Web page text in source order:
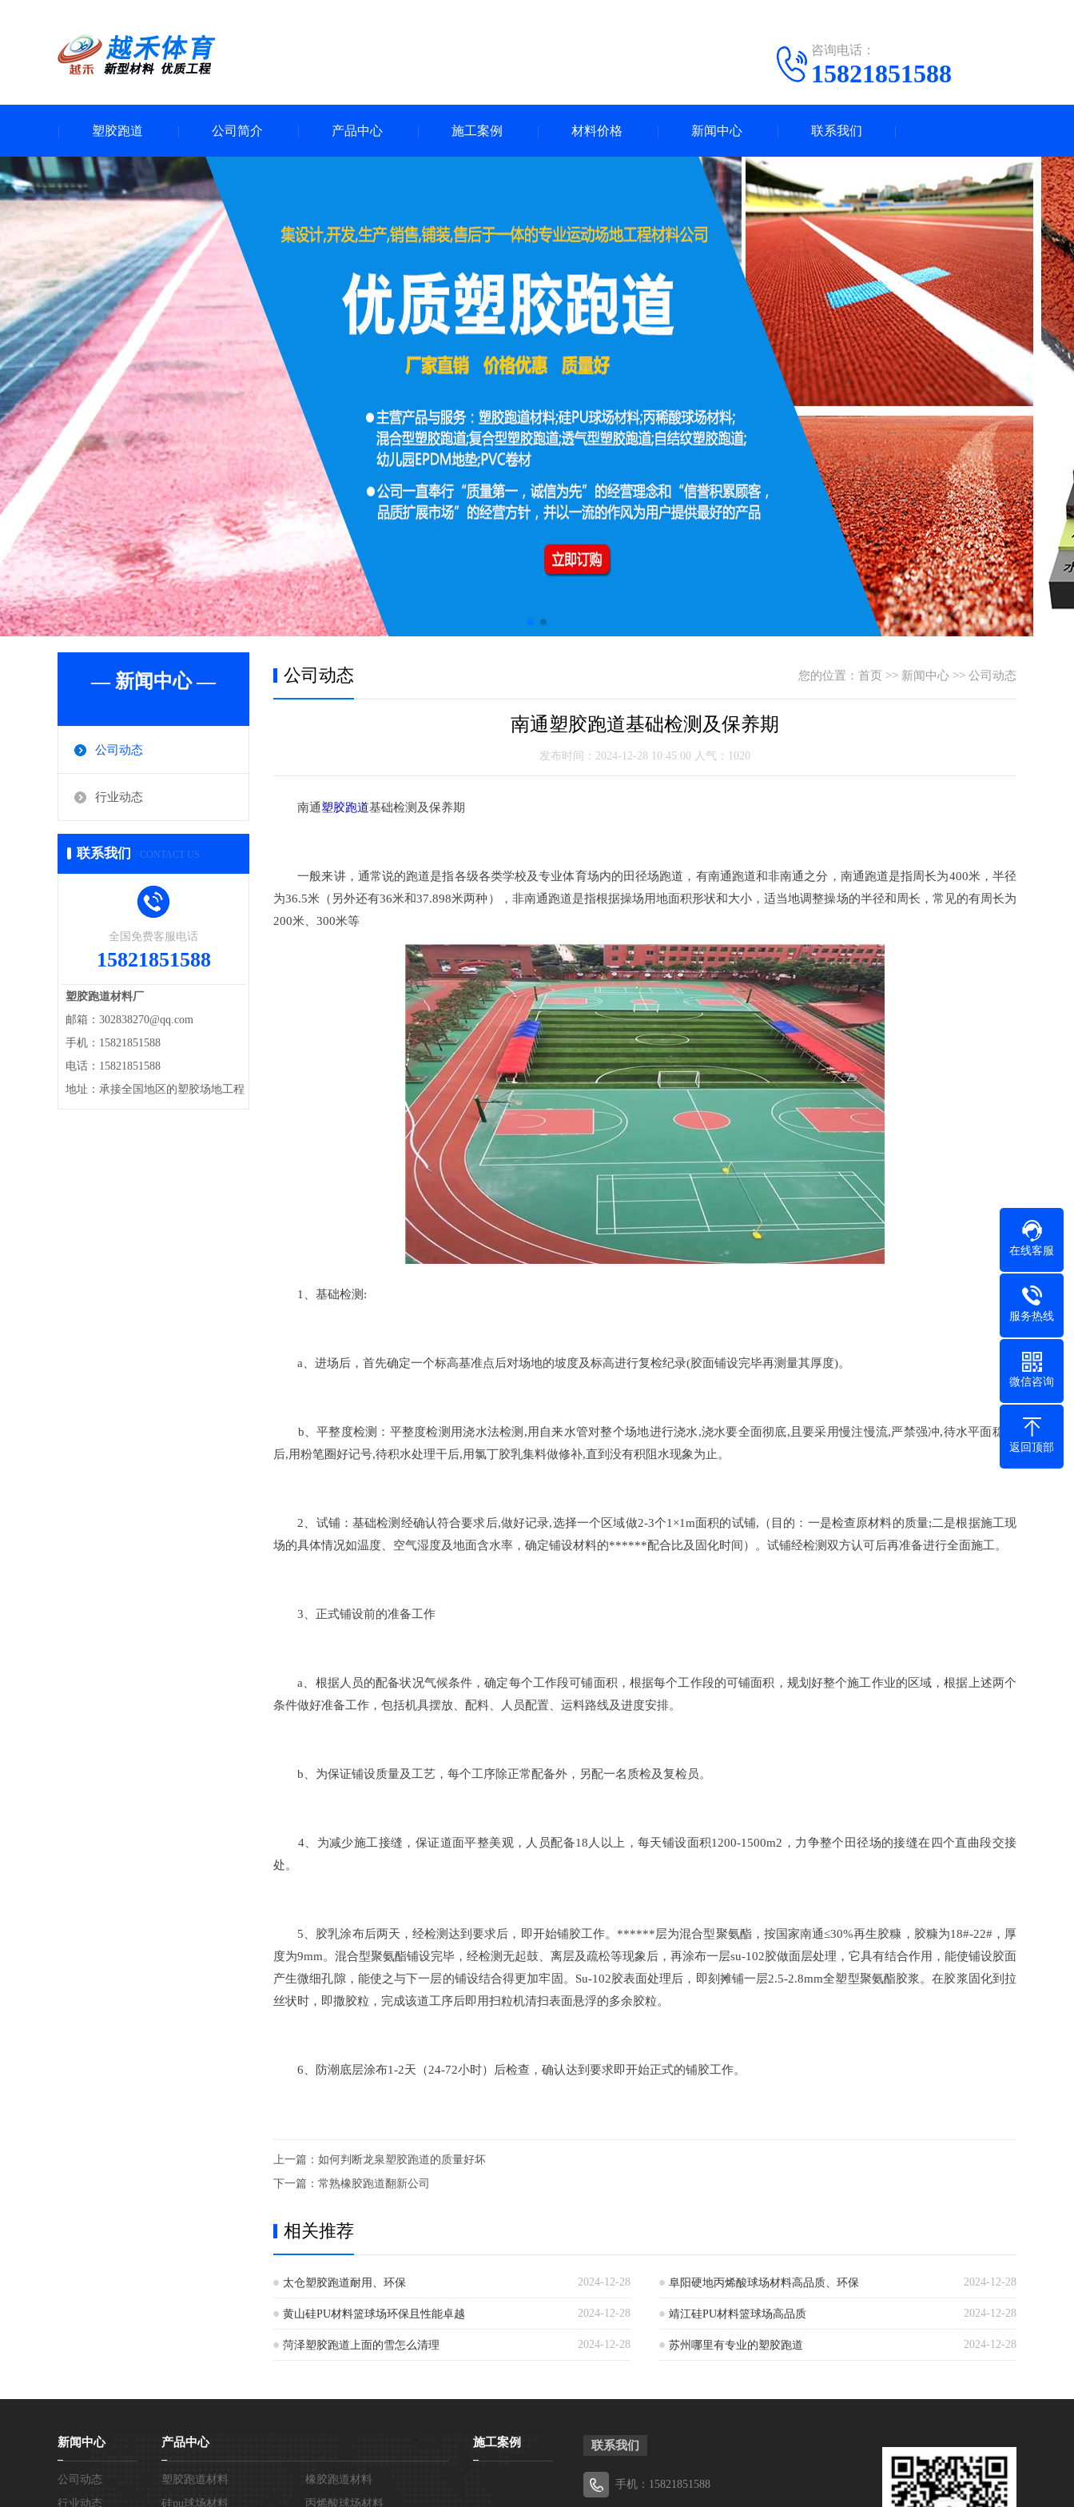
咨询电话：
15821851588
塑胶跑道 公司简介 产品中心 施工案例 材料价格 新闻中心 联系我们
— 新闻中心 —
公司动态
行业动态
联系我们 / CONTACT US
全国免费客服电话
15821851588
塑胶跑道材料厂
邮箱：302838270@qq.com
手机：15821851588
电话：15821851588
地址：承接全国地区的塑胶场地工程
您的位置： 首页 >> 新闻中心 >> 公司动态
公司动态
南通塑胶跑道基础检测及保养期
发布时间：2024-12-28 10:45:00 人气：1020
南通塑胶跑道基础检测及保养期
一般来讲，通常说的跑道是指各级各类学校及专业体育场内的田径场跑道，有南通跑道和非南通之分，南通跑道是指周长为400米，半径
为36.5米（另外还有36米和37.898米两种），非南通跑道是指根据操场用地面积形状和大小，适当地调整操场的半径和周长，常见的有周长为
200米、300米等
1、基础检测:
a、进场后，首先确定一个标高基准点后对场地的坡度及标高进行复检纪录(胶面铺设完毕再测量其厚度)。
b、平整度检测：平整度检测用浇水法检测,用自来水管对整个场地进行浇水,浇水要全面彻底,且要采用慢注慢流,严禁强冲,待水平面稳定
后,用粉笔圈好记号,待积水处理干后,用氯丁胶乳集料做修补,直到没有积阻水现象为止。
2、试铺：基础检测经确认符合要求后,做好记录,选择一个区域做2-3个1×1m面积的试铺,（目的：一是检查原材料的质量;二是根据施工现
场的具体情况如温度、空气湿度及地面含水率，确定铺设材料的******配合比及固化时间）。试铺经检测双方认可后再准备进行全面施工。
3、正式铺设前的准备工作
a、根据人员的配备状况气候条件，确定每个工作段可铺面积，根据每个工作段的可铺面积，规划好整个施工作业的区域，根据上述两个
条件做好准备工作，包括机具摆放、配料、人员配置、运料路线及进度安排。
b、为保证铺设质量及工艺，每个工序除正常配备外，另配一名质检及复检员。
4、为减少施工接缝，保证道面平整美观，人员配备18人以上，每天铺设面积1200-1500m2，力争整个田径场的接缝在四个直曲段交接
处。
5、胶乳涂布后两天，经检测达到要求后，即开始铺胶工作。******层为混合型聚氨酯，按国家南通≤30%再生胶糠，胶糠为18#-22#，厚
度为9mm。混合型聚氨酯铺设完毕，经检测无起鼓、离层及疏松等现象后，再涂布一层su-102胶做面层处理，它具有结合作用，能使铺设胶面
产生微细孔隙，能使之与下一层的铺设结合得更加牢固。Su-102胶表面处理后，即刻摊铺一层2.5-2.8mm全塑型聚氨酯胶浆。在胶浆固化到拉
丝状时，即撒胶粒，完成该道工序后即用扫粒机清扫表面悬浮的多余胶粒。
6、防潮底层涂布1-2天（24-72小时）后检查，确认达到要求即开始正式的铺胶工作。
上一篇： 如何判断龙泉塑胶跑道的质量好坏
下一篇： 常熟橡胶跑道翻新公司
相关推荐
2024-12-28
太仓塑胶跑道耐用、环保 2024-12-28
阜阳硬地丙烯酸球场材料高品质、环保
2024-12-28
黄山硅PU材料篮球场环保且性能卓越 2024-12-28
靖江硅PU材料篮球场高品质
2024-12-28
菏泽塑胶跑道上面的雪怎么清理 2024-12-28
苏州哪里有专业的塑胶跑道
新闻中心
公司动态
行业动态
产品中心
塑胶跑道材料
橡胶跑道材料
硅pu球场材料
丙烯酸球场材料
施工案例 联系我们
手机：15821851588
在线客服
服务热线
微信咨询
返回顶部